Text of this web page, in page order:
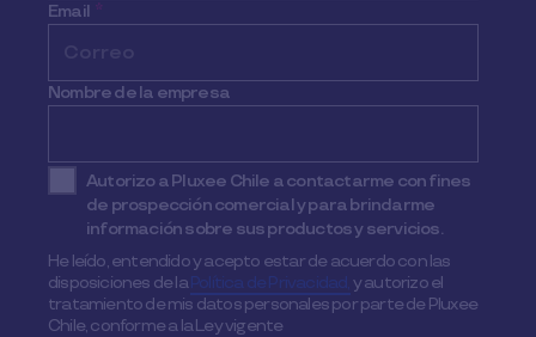
Email *
Nombre de la empresa
Autorizo a Pluxee Chile a contactarme con fines
de prospección comercial y para brindarme
información sobre sus productos y servicios.
He leído, entendido y acepto estar de acuerdo con las
disposiciones de laPolítica de Privacidad,y autorizo el
tratamiento de mis datos personales por parte de Pluxee
Chile, conforme a la Ley vigente